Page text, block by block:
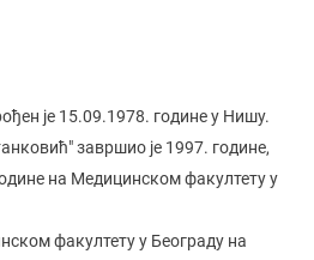
је 15.09.1978. године у Нишу.
завршио је 1997. године,
на Медицинском факултету у
факултету у Београду на